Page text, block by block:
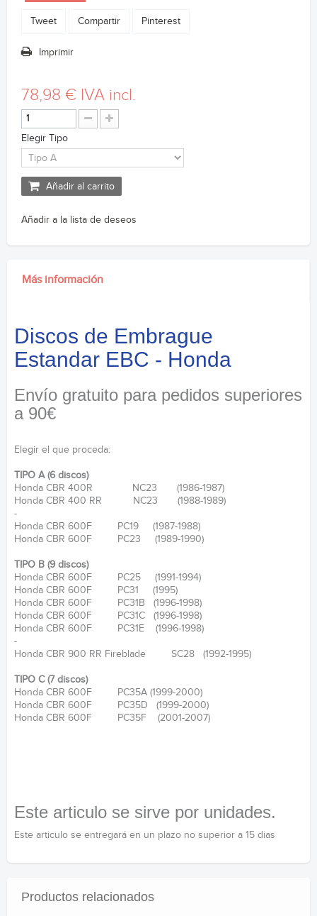
Tweet Compartir Pinterest
Imprimir
78,98 € IVA incl.
Elegir Tipo
Añadir al carrito
Añadir a la lista de deseos
Más información
Discos de Embrague
Estandar EBC - Honda
Envío gratuito para pedidos superiores
a 90€
Elegir el que proceda:
TIPO A (6 discos)
Honda CBR 400R NC23 (1986-1987)
Honda CBR 400 RR NC23 (1988-1989)
-
Honda CBR 600F PC19 (1987-1988)
Honda CBR 600F PC23 (1989-1990)
TIPO B (9 discos)
Honda CBR 600F PC25 (1991-1994)
Honda CBR 600F PC31 (1995)
Honda CBR 600F PC31B (1996-1998)
Honda CBR 600F PC31C (1996-1998)
Honda CBR 600F PC31E (1996-1998)
-
Honda CBR 900 RR Fireblade SC28 (1992-1995)
TIPO C (7 discos)
Honda CBR 600F PC35A (1999-2000)
Honda CBR 600F PC35D (1999-2000)
Honda CBR 600F PC35F (2001-2007)
Este articulo se sirve por unidades.
Este articulo se entregará en un plazo no superior a 15 dias
Productos relacionados